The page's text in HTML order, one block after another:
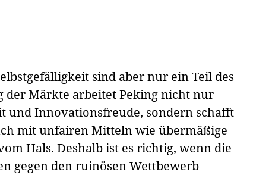
sind aber nur ein Teil des
der Märkte arbeitet Peking nicht nur
und Innovationsfreude, sondern schafft
mit unfairen Mitteln wie übermäßige
Hals. Deshalb ist es richtig, wenn die
gegen den ruinösen Wettbewerb